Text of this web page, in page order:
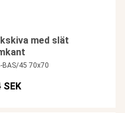
med slät
BAS/45 70x70
SEK